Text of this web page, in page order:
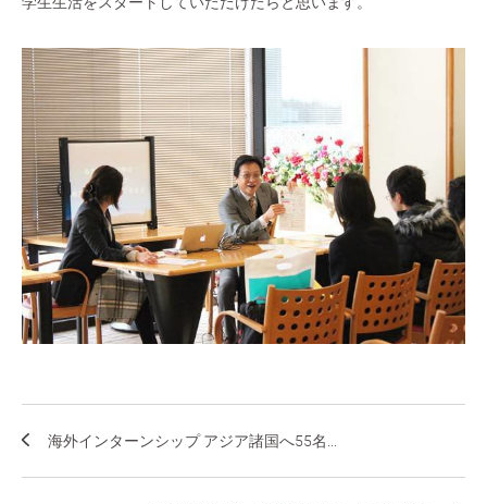
海外インターンシップ アジア諸国へ55名...